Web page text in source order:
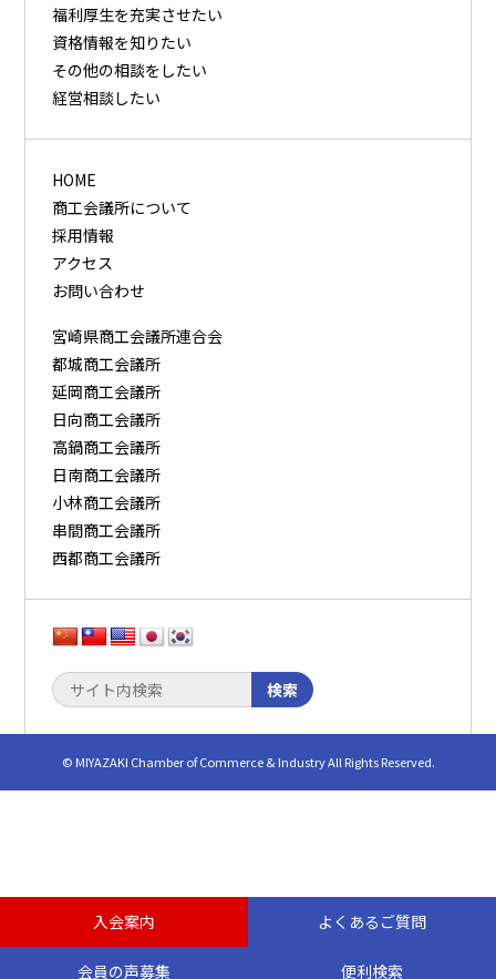
福利厚⽣を充実させたい
資格情報を知りたい
その他の相談をしたい
経営相談したい
HOME
商工会議所について
採用情報
アクセス
お問い合わせ
宮崎県商工会議所連合会
都城商工会議所
延岡商工会議所
日向商工会議所
高鍋商工会議所
日南商工会議所
小林商工会議所
串間商工会議所
西都商工会議所
検索
© MIYAZAKI Chamber of Commerce & Industry All Rights Reserved.
入会案内 よくあるご質問
会員の声募集 便利検索